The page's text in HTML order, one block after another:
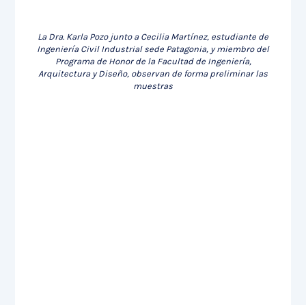
La Dra. Karla Pozo junto a Cecilia Martínez, estudiante de
Ingeniería Civil Industrial sede Patagonia, y miembro del
Programa de Honor de la Facultad de Ingeniería,
Arquitectura y Diseño, observan de forma preliminar las
muestras